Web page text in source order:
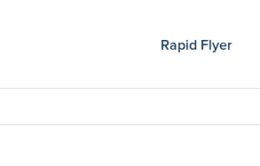
Rapid Flyer